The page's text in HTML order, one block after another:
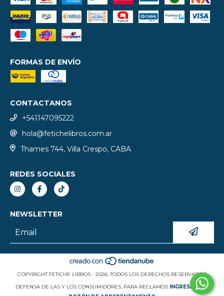
FORMAS DE ENVÍO
CONTACTANOS
+541147095222
hola@fetichelibros.com.ar
Thames 744, Villa Crespo, CABA
REDES SOCIALES
NEWSLETTER
COPYRIGHT FETICHE LIBROS - 2026. TODOS LOS DERECHOS RESERVADOS.
DEFENSA DE LAS Y LOS CONSUMIDORES. PARA RECLAMOS INGRESÁ ACÁ.